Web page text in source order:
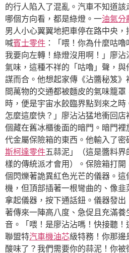
的行人陷入了混亂。汽車不知道
哪個方向看，都是綠燈。一油氣分
男人小心翼翼地把車停在路中央
喊賓士零件 ：「喂！你為什麼咕
我要向左轉！綠燈沒用啊！」廖
氣味，這種不祥的「咕嚕」聲，
謀而合。他想起家傳《沾醬秘笈
間萬物的交通都被麵皮的氣味籠
時，便是宇宙水餃臨界點到來之
怎麼這麼快？」廖沾沾猛地衝回
個藏在舊冰櫃後面的暗門。暗門
代金屬保險箱的東西。他輸入了
斯柯達零件五蒜泥」（這是醬料
樣的傳統派才會用）。保險箱打
個閃爍著詭異紅色光芒的儀器。
機，但頂部插著一根彎曲的、像
拿起儀器，按下通話鈕。儀器發
著傳來一陣高八度、急促且充滿養
音。「喂！是廖沾沾嗎！快接聽
聯盟特汽車機油芯級特務！你那
酸味了？我們需要你的蒜泥！你